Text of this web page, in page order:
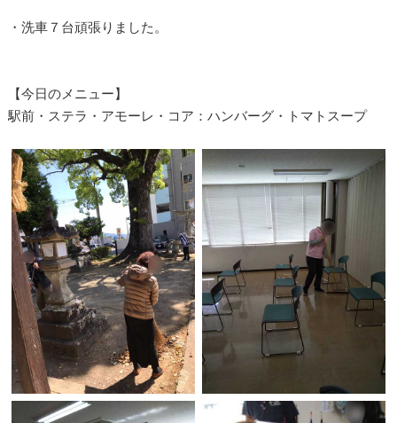
・洗車７台頑張りました。
【今日のメニュー】
駅前・ステラ・アモーレ・コア：ハンバーグ・トマトスープ